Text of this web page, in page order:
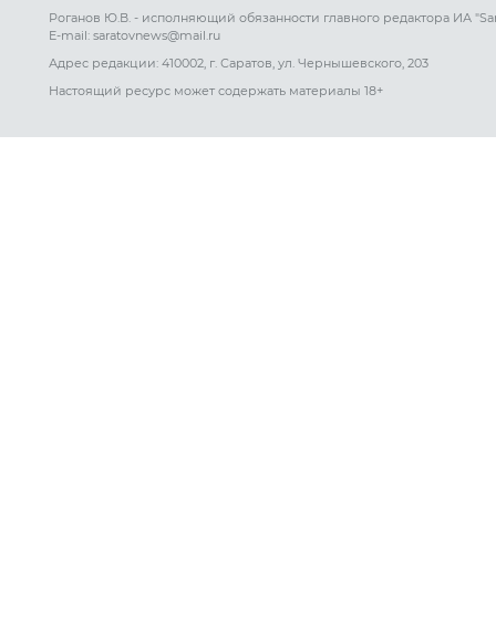
Роганов Ю.В. - исполняющий обязанности главного редактора ИА
E-mail: saratovnews@mail.ru
Адрес редакции: 410002, г. Саратов, ул. Чернышевского, 203
Настоящий ресурс может содержать материалы 18+